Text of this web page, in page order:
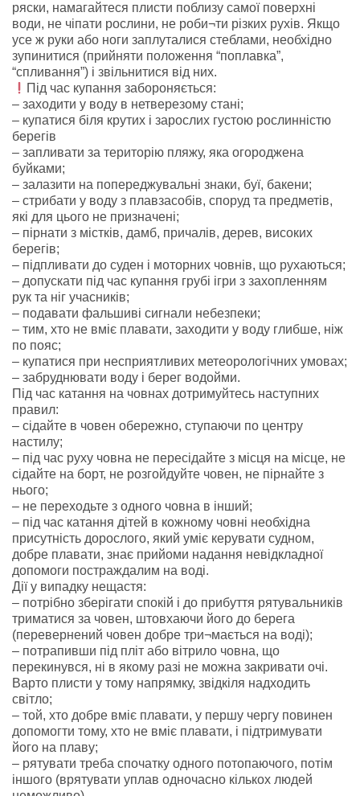
ряски, намагайтеся плисти поблизу самої поверхні
води, не чіпати рослини, не роби¬ти різких рухів. Якщо
усе ж руки або ноги заплуталися стеблами, необхідно
зупинитися (прийняти положення “поплавка”,
“спливання”) і звільнитися від них.
Під час купання забороняється:
– заходити у воду в нетверезому стані;
– купатися біля крутих і зарослих густою рослинністю
берегів
– запливати за територію пляжу, яка огороджена
буйками;
– залазити на попереджувальні знаки, буї, бакени;
– стрибати у воду з плавзасобів, споруд та предметів,
які для цього не призначені;
– пірнати з містків, дамб, причалів, дерев, високих
берегів;
– підпливати до суден і моторних човнів, що рухаються;
– допускати під час купання грубі ігри з захопленням
рук та ніг учасників;
– подавати фальшиві сигнали небезпеки;
– тим, хто не вміє плавати, заходити у воду глибше, ніж
по пояс;
– купатися при несприятливих метеорологічних умовах;
– забруднювати воду і берег водойми.
Під час катання на човнах дотримуйтесь наступних
правил:
– сідайте в човен обережно, ступаючи по центру
настилу;
– під час руху човна не пересідайте з місця на місце, не
сідайте на борт, не розгойдуйте човен, не пірнайте з
нього;
– не переходьте з одного човна в інший;
– під час катання дітей в кожному човні необхідна
присутність дорослого, який уміє керувати судном,
добре плавати, знає прийоми надання невідкладної
допомоги постраждалим на воді.
Дії у випадку нещастя:
– потрібно зберігати спокій і до прибуття рятувальників
триматися за човен, штовхаючи його до берега
(перевернений човен добре три¬мається на воді);
– потрапивши під пліт або вітрило човна, що
перекинувся, ні в якому разі не можна закривати очі.
Варто плисти у тому напрямку, звідкіля надходить
світло;
– той, хто добре вміє плавати, у першу чергу повинен
допомогти тому, хто не вміє плавати, і підтримувати
його на плаву;
– рятувати треба спочатку одного потопаючого, потім
іншого (врятувати уплав одночасно кількох людей